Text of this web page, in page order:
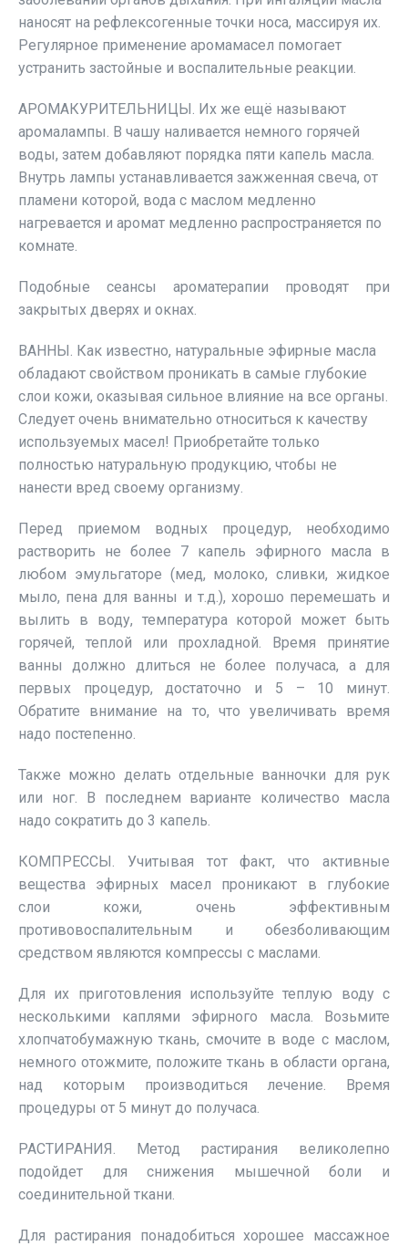
наносят на рефлексогенные точки носа, массируя их.
Регулярное применение аромамасел помогает
устранить застойные и воспалительные реакции.
АРОМАКУРИТЕЛЬНИЦЫ. Их же ещё называют
аромалампы. В чашу наливается немного горячей
воды, затем добавляют порядка пяти капель масла.
Внутрь лампы устанавливается зажженная свеча, от
пламени которой, вода с маслом медленно
нагревается и аромат медленно распространяется по
комнате.
Подобные сеансы ароматерапии проводят при
закрытых дверях и окнах.
ВАННЫ. Как известно, натуральные эфирные масла
обладают свойством проникать в самые глубокие
слои кожи, оказывая сильное влияние на все органы.
Следует очень внимательно относиться к качеству
используемых масел! Приобретайте только
полностью натуральную продукцию, чтобы не
нанести вред своему организму.
Перед приемом водных процедур, необходимо
растворить не более 7 капель эфирного масла в
любом эмульгаторе (мед, молоко, сливки, жидкое
мыло, пена для ванны и т.д.), хорошо перемешать и
вылить в воду, температура которой может быть
горячей, теплой или прохладной. Время принятие
ванны должно длиться не более получаса, а для
первых процедур, достаточно и 5 – 10 минут.
Обратите внимание на то, что увеличивать время
надо постепенно.
Также можно делать отдельные ванночки для рук
или ног. В последнем варианте количество масла
надо сократить до 3 капель.
КОМПРЕССЫ. Учитывая тот факт, что активные
вещества эфирных масел проникают в глубокие
слои кожи, очень эффективным
противовоспалительным и обезболивающим
средством являются компрессы с маслами.
Для их приготовления используйте теплую воду с
несколькими каплями эфирного масла. Возьмите
хлопчатобумажную ткань, смочите в воде с маслом,
немного отожмите, положите ткань в области органа,
над которым производиться лечение. Время
процедуры от 5 минут до получаса.
РАСТИРАНИЯ. Метод растирания великолепно
подойдет для снижения мышечной боли и
соединительной ткани.
Для растирания понадобиться хорошее массажное